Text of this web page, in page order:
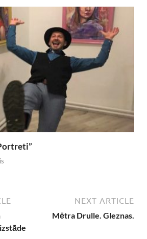
NEXT ARTICLE
Mētra Drulle. Gleznas.